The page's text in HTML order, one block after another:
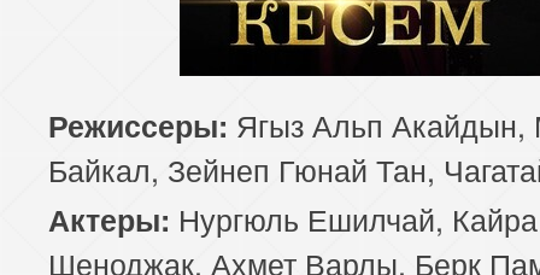
Режиссеры: Ягыз Альп Акайдын,
Байкал, Зейнеп Гюнай Тан,
Актеры: Нургюль Ешилчай, Кайра
Шеноджак, Ахмет Варлы, Берк